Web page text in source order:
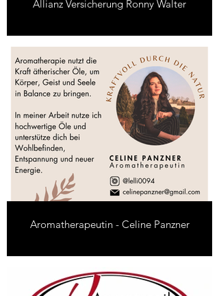
Allianz Versicherung Ronny Walter
Aromatherapeutin - Celine Panzner